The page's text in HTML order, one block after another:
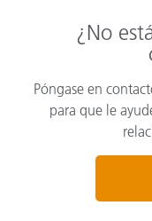
¿No
Póngase en
para que le